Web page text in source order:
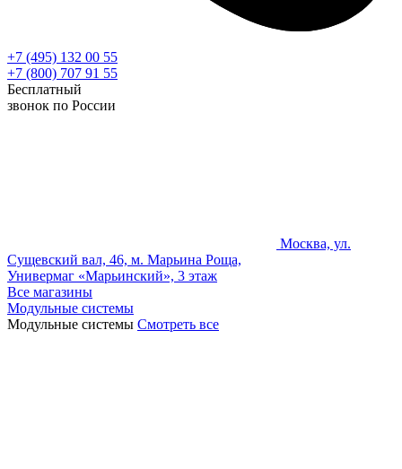
+7 (495) 132 00 55
+7 (800) 707 91 55
Бесплатный
звонок по России
Москва, ул.
Сущевский вал, 46, м. Марьина Роща,
Универмаг «Марьинский», 3 этаж
Все магазины
Модульные системы
Модульные системы Смотреть все